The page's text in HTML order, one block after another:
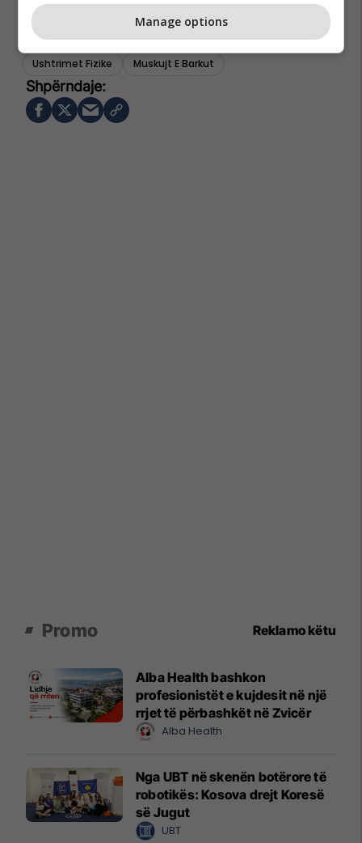
Ushtrimet Fizike Muskujt E Barkut
Promo Reklamo këtu
Alba Health bashkon
profesionistët e kujdesit në një
rrjet të përbashkët në Zvicër
Alba Health
Nga UBT në skenën botërore të
robotikës: Kosova drejt Koresë
së Jugut
UBT
Manage options